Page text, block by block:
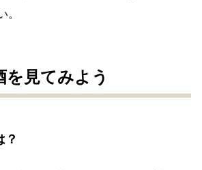
。
を見てみよう
？